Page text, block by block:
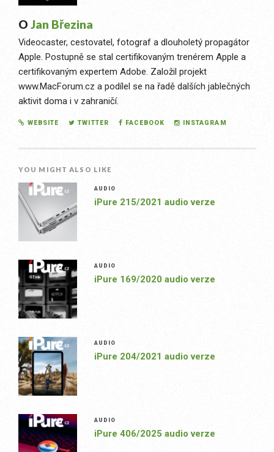
O Jan Březina
Videocaster, cestovatel, fotograf a dlouholetý propagátor
Apple. Postupně se stal certifikovaným trenérem Apple a
certifikovaným expertem Adobe. Založil projekt
www.MacForum.cz a podílel se na řadě dalších jablečných
aktivit doma i v zahraničí.
WEBSITE TWITTER FACEBOOK INSTAGRAM
YOU MIGHT ALSO LIKE
AUDIO
iPure 215/2021 audio verze
AUDIO
iPure 169/2020 audio verze
AUDIO
iPure 204/2021 audio verze
AUDIO
iPure 406/2025 audio verze